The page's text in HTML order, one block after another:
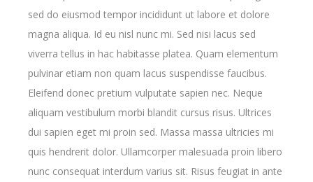
sed do eiusmod tempor incididunt ut labore et dolore
magna aliqua. Id eu nisl nunc mi. Sed nisi lacus sed
viverra tellus in hac habitasse platea. Quam elementum
pulvinar etiam non quam lacus suspendisse faucibus.
Eleifend donec pretium vulputate sapien nec. Neque
aliquam vestibulum morbi blandit cursus risus. Ultrices
dui sapien eget mi proin sed. Massa massa ultricies mi
quis hendrerit dolor. Ullamcorper malesuada proin libero
nunc consequat interdum varius sit. Risus feugiat in ante